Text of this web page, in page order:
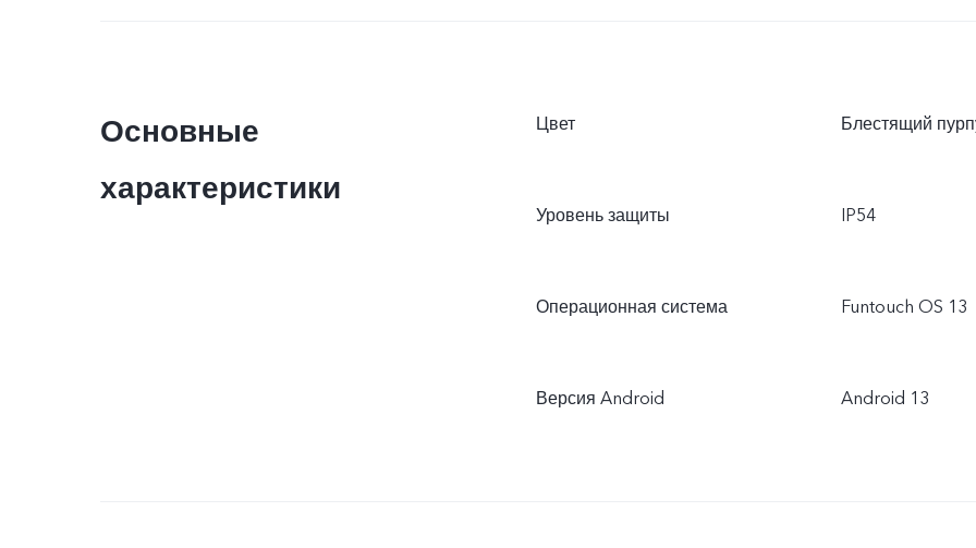
Основные
характеристики
Цвет Блестящий
Уровень защиты IP54
Операционная система Funtouch OS 13
Версия Android Android 13